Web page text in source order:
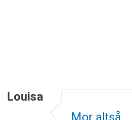
Louisa
Mor altså,